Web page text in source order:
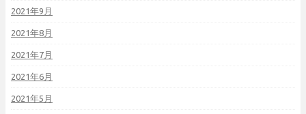
2021年9月
2021年8月
2021年7月
2021年6月
2021年5月